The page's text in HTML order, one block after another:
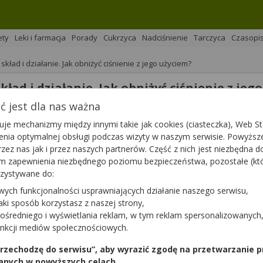
Leki i farmacja Porady Cukrzyca Nadciśnienie Tarczyca
i działanie. Jak obniżyć ciśnienie z jego użyciem?
i działanie. Jak obniżyć ciśnienie z
nieprawidłowości związanych z zaburzonym
związki, takie jak L-arginina oraz koenzym Q10 mogą
na usprawnienie przepływu krwi przez tętnice oraz
Podziel sięna
jest dla nas ważna
mechanizmy między innymi takie jak cookies (ciasteczka), Web
optymalnej obsługi podczas wizyty w naszym serwisie.
nas jak i przez naszych partnerów. Część z nich jest niezbędna
zapewnienia niezbędnego poziomu bezpieczeństwa, pozostałe
do:
funkcjonalności usprawniających działanie naszego serwisu,
sposób korzystasz z naszej strony,
i wyświetlania reklam, w tym reklam
mediów społecznościowych.
do serwisu”, aby wyrazić zgodę na przetwarzanie